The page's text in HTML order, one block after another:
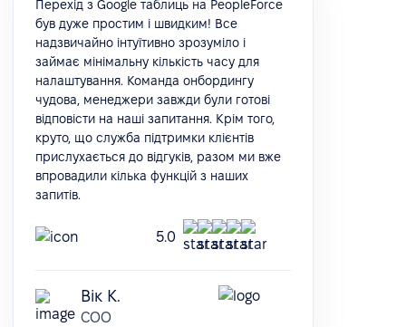
Перехід з Google таблиць на PeopleForce
був дуже простим і швидким! Все
надзвичайно інтуїтивно зрозуміло і
займає мінімальну кількість часу для
налаштування. Команда онбордингу
чудова, менеджери завжди були готові
відповісти на наші запитання. Крім того,
круто, що служба підтримки клієнтів
прислухається до відгуків, разом ми вже
впровадили кілька функцій з наших
запитів.
5.0
Вік К.
COO